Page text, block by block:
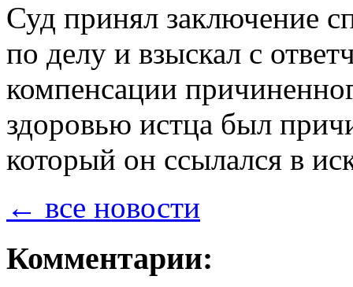
Суд принял заключение
по делу и взыскал с
компенсации
здоровью истца был
который он ссылался в
← все новости
Комментарии: